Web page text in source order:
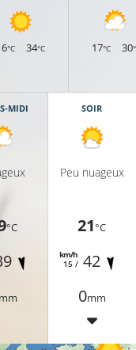
°C 34°C 17°C 30
MIDI
°C
SOIR
Peu nuageux
21°C
15 /
km/h 42
0mm